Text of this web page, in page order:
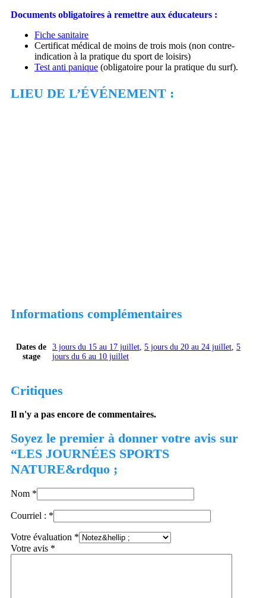
Documents obligatoires à remettre aux éducateurs :
Fiche sanitaire
Certificat médical de moins de trois mois (non contre-
indication à la pratique du sport de loisirs)
Test anti panique (obligatoire pour la pratique du surf).
LIEU DE L’ÉVÉNEMENT :
Informations complémentaires
Dates de
stage
3 jours du 15 au 17 juillet, 5 jours du 20 au 24 juillet, 5
jours du 6 au 10 juillet
Critiques
Il n'y a pas encore de commentaires.
Soyez le premier à donner votre avis sur
“LES JOURNÉES SPORTS
NATURE&rdquo ;
Nom *
Courriel : *
Votre évaluation *
Votre avis *